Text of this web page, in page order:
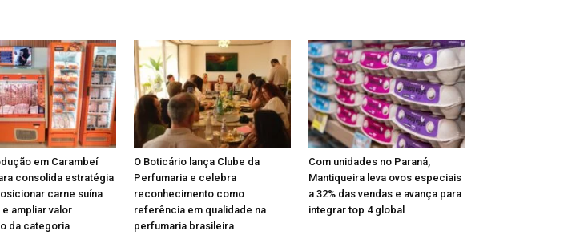
em Carambeí
consolida estratégia
carne suína
e ampliar valor
da categoria
O Boticário lança Clube da
Perfumaria e celebra
reconhecimento como
referência em qualidade na
perfumaria brasileira
Com unidades no Paraná,
Mantiqueira leva ovos especiais
a 32% das vendas e avança para
integrar top 4 global